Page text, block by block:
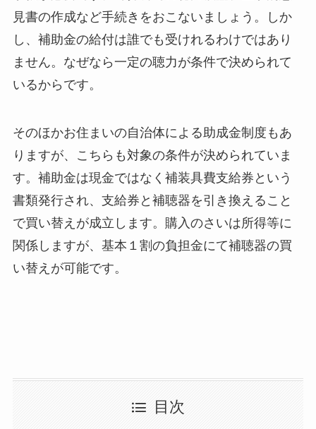
見書の作成など手続きをおこないましょう。しか
し、補助金の給付は誰でも受けれるわけではあり
ません。なぜなら一定の聴力が条件で決められて
いるからです。
そのほかお住まいの自治体による助成金制度もあ
りますが、こちらも対象の条件が決められていま
す。補助金は現金ではなく補装具費支給券という
書類発行され、支給券と補聴器を引き換えること
で買い替えが成立します。購入のさいは所得等に
関係しますが、基本１割の負担金にて補聴器の買
い替えが可能です。
目次